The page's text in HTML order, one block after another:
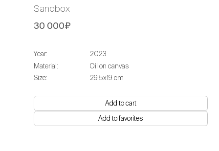
Sandbox
30 000₽
Year:
2023
Material:
Oil on canvas
Size:
29,5х19 cm
Add to cart
Add to favorites